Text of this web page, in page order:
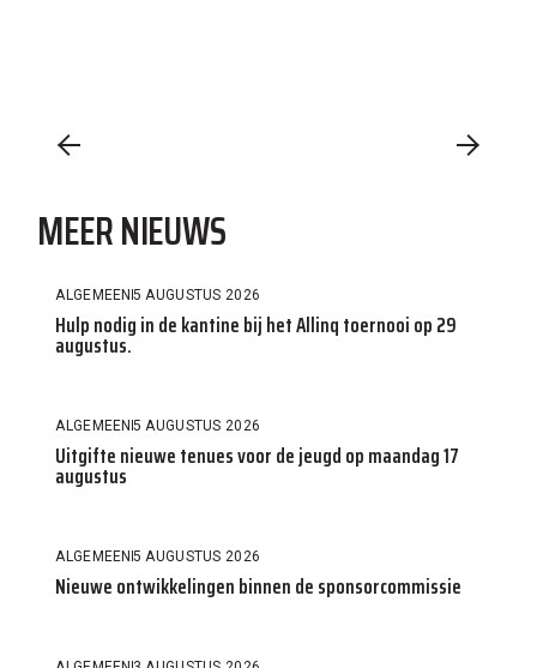
MEER NIEUWS
ALGEMEEN5 AUGUSTUS 2026
Hulp nodig in de kantine bij het Allinq toernooi op 29
augustus.
ALGEMEEN5 AUGUSTUS 2026
Uitgifte nieuwe tenues voor de jeugd op maandag 17
augustus
ALGEMEEN5 AUGUSTUS 2026
Nieuwe ontwikkelingen binnen de sponsorcommissie